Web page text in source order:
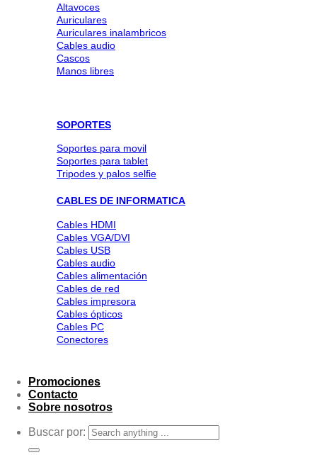
Altavoces
Auriculares
Auriculares inalambricos
Cables audio
Cascos
Manos libres
SOPORTES
Soportes para movil
Soportes para tablet
Tripodes y palos selfie
CABLES DE INFORMATICA
Cables HDMI
Cables VGA/DVI
Cables USB
Cables audio
Cables alimentación
Cables de red
Cables impresora
Cables ópticos
Cables PC
Conectores
Promociones
Contacto
Sobre nosotros
Buscar por: